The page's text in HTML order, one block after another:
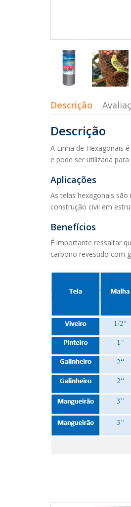
Descrição
Descrição
A Linha de Hexagonais
e pode ser utilizada
Aplicações
As telas hexagonais
construção civil em
Benefícios
É importante ressaltar
carbono revestido com